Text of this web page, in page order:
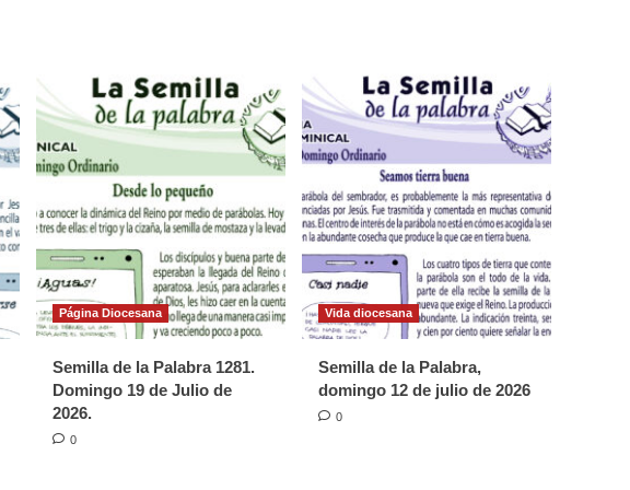
Página Diocesana
Semilla de la Palabra 1281.
Domingo 19 de Julio de
2026.
0
Vida diocesana
Semilla de la Palabra,
domingo 12 de julio de 2026
0